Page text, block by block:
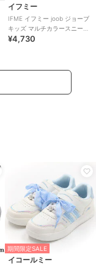
イフミー
IFME イフミー joob ジョーブ
キッズ マルチカラースニーカ
ー 子供靴 耐久性 ストラップ
¥4,730
期間限定SALE
イコールミー